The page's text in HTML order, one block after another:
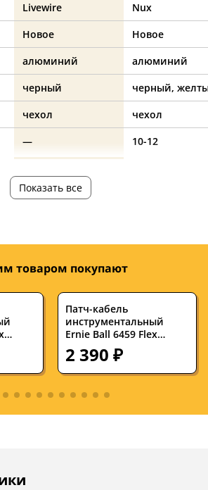
Livewire
Nux
Новое
Новое
алюминий
алюминий
черный
черный,
чехол
чехол
— 10-12
—
Показать все
товаром покупают
Патч-кабель
инструментальный
Ernie Ball 6459 Flex
Cables 7.62 см (3 штуки)
2 390 ₽